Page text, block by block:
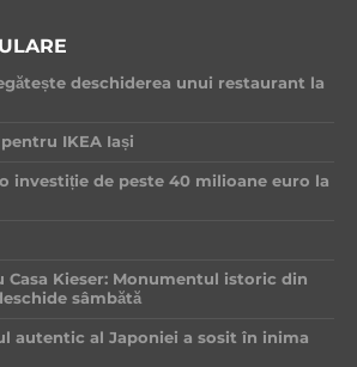
deschiderea unui restaurant la
IKEA Iași
investiție de peste 40 milioane euro la
Casa Kieser: Monumentul istoric din
sâmbătă
autentic al Japoniei a sosit în inima